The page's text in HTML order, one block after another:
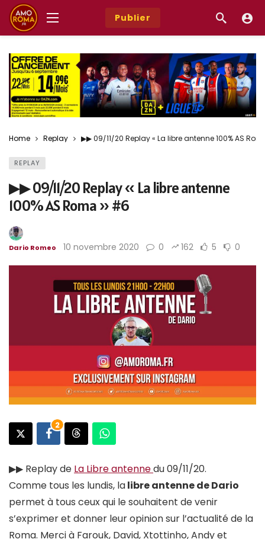
Publier
Home Replay ▶︎▶︎ 09/11/20 Replay « La libre antenne 100% AS
REPLAY
▶︎▶︎ 09/11/20 Replay « La libre antenne
100% AS Roma » #6
Dario Romeo 10 novembre 2020 0 162 5 0
2
▶︎▶︎ Replay de La Libre antennedu 09/11/20.
Comme tous les lundis, lalibre antenne de Dario
permet à tous ceux qui le souhaitent de venir
s’exprimer et donner leur opinion sur l’actualité de la
Roma. Merci à Farouk, David, Xtottinho, Andy et